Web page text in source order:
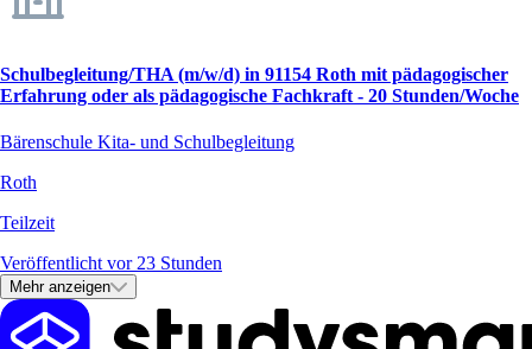
Schulbegleitung/THA (m/w/d) in 91154 Roth mit pädagogischer
Erfahrung oder als pädagogische Fachkraft - 20 Stunden/Woche
Bärenschule Kita- und Schulbegleitung
Roth
Teilzeit
Veröffentlicht vor 23 Stunden
Mehr anzeigen